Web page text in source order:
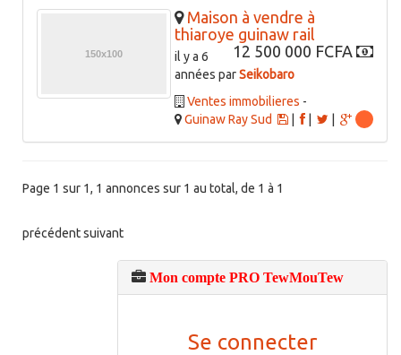
Maison à vendre à
thiaroye guinaw rail
12 500 000 FCFA
il y a 6
années parSeikobaro
Ventes immobilieres -
Guinaw Ray Sud
|
Page 1 sur 1, 1 annonces sur 1 au total, de 1 à 1
précédentsuivant
Mon compte PRO TewMouTew
Se connecter